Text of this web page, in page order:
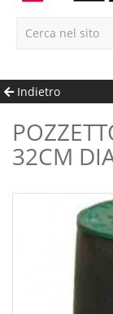
Indietro
POZZETTO CIRCOLARE MAXI |
32CM